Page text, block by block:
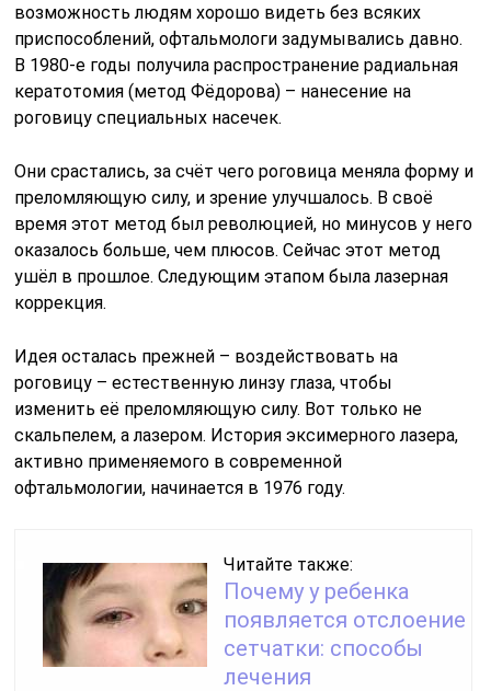
возможность людям хорошо видеть без всяких
приспособлений, офтальмологи задумывались давно.
В 1980-е годы получила распространение радиальная
кератотомия (метод Фёдорова) – нанесение на
роговицу специальных насечек.
Они срастались, за счёт чего роговица меняла форму и
преломляющую силу, и зрение улучшалось. В своё
время этот метод был революцией, но минусов у него
оказалось больше, чем плюсов. Сейчас этот метод
ушёл в прошлое. Следующим этапом была лазерная
коррекция.
Идея осталась прежней – воздействовать на
роговицу – естественную линзу глаза, чтобы
изменить её преломляющую силу. Вот только не
скальпелем, а лазером. История эксимерного лазера,
активно применяемого в современной
офтальмологии, начинается в 1976 году.
Читайте также:
Почему у ребенка
появляется отслоение
сетчатки: способы
лечения